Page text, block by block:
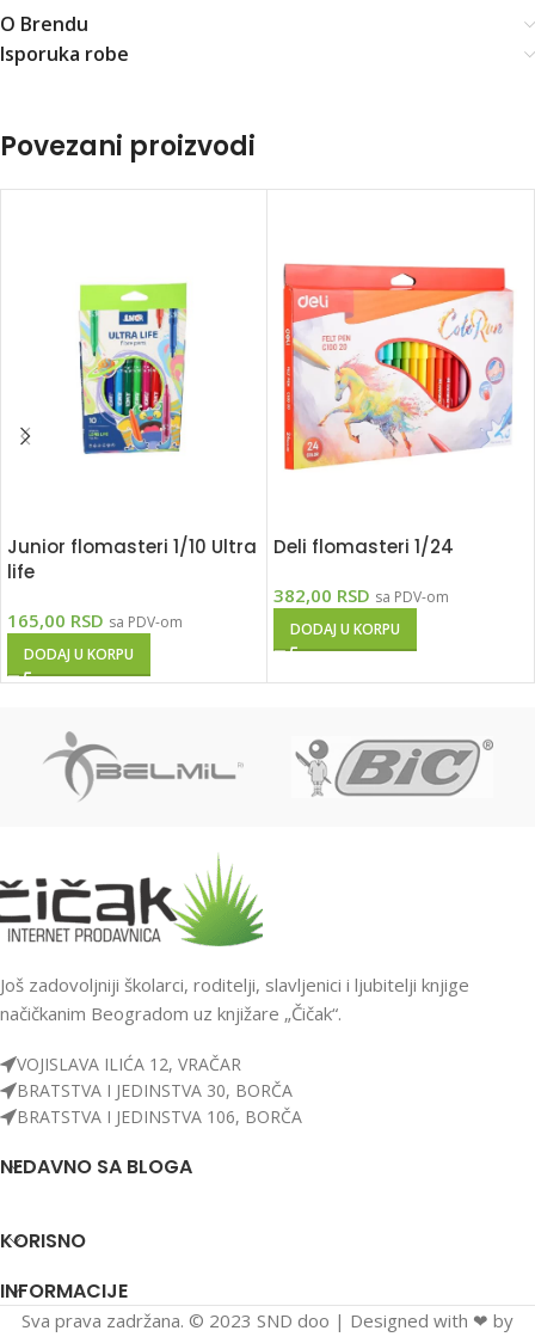
O Brendu
Isporuka robe
Povezani proizvodi
Junior flomasteri 1/10 Ultra
life
165,00 RSD sa PDV-om
DODAJ U KORPU
Deli flomasteri 1/24
382,00 RSD sa PDV-om
DODAJ U KORPU
Još zadovoljniji školarci, roditelji, slavljenici i ljubitelji knjige
načičkanim Beogradom uz knjižare „Čičak“.
VOJISLAVA ILIĆA 12, VRAČAR
BRATSTVA I JEDINSTVA 30, BORČA
BRATSTVA I JEDINSTVA 106, BORČA
NEDAVNO SA BLOGA
KORISNO
INFORMACIJE
Sva prava zadržana. © 2023 SND doo | Designed with ❤ by